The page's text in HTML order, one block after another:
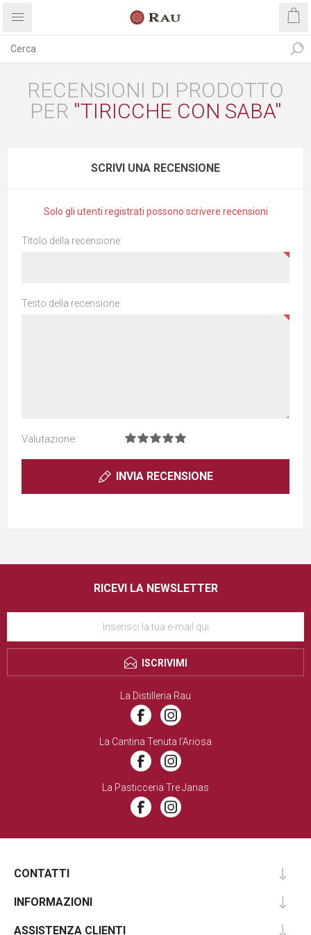
RECENSIONI DI PRODOTTO
PER TIRICCHE CON SABA
SCRIVI UNA RECENSIONE
Solo gli utenti registrati possono scrivere recensioni
Titolo della recensione:
Testo della recensione:
Valutazione:
INVIA RECENSIONE
RICEVI LA NEWSLETTER
ISCRIVIMI
La Distilleria Rau
La Cantina Tenuta l’Ariosa
La Pasticceria Tre Janas
CONTATTI
INFORMAZIONI
ASSISTENZA CLIENTI